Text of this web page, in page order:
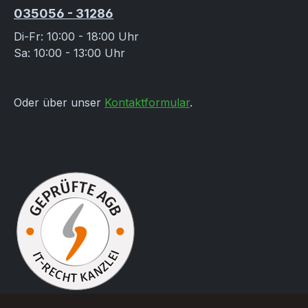
035056 - 31286
Di-Fr: 10:00 - 18:00 Uhr
Sa: 10:00 - 13:00 Uhr
Oder über unser Kontaktformular.